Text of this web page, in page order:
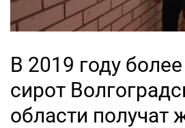
В 2019 году
сирот
области получат